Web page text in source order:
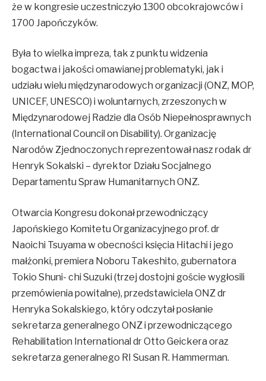
że w kongresie uczestniczyło 1300 obcokrajowców i
1700 Japończyków.
Była to wielka impreza, tak z punktu widzenia
bogactwa i jakości omawianej problematyki, jak i
udziału wielu międzynarodowych organizacji (ONZ, MOP,
UNICEF, UNESCO) i woluntarnych, zrzeszonych w
Międzynarodowej Radzie dla Osób Niepełnosprawnych
(International Council on Disability). Organizację
Narodów Zjednoczonych reprezentował nasz rodak dr
Henryk Sokalski – dyrektor Działu Socjalnego
Departamentu Spraw Humanitarnych ONZ.
Otwarcia Kongresu dokonał przewodniczący
Japońskiego Komitetu Organizacyjnego prof. dr
Naoichi Tsuyama w obecności księcia Hitachi i jego
małżonki, premiera Noboru Takeshito, gubernatora
Tokio Shuni- chi Suzuki (trzej dostojni goście wygłosili
przemówienia powitalne), przedstawiciela ONZ dr
Henryka Sokalskiego, który odczytał posłanie
sekretarza generalnego ONZ i przewodniczącego
Rehabilitation International dr Otto Geickera oraz
sekretarza generalnego RI Susan R. Hammerman.